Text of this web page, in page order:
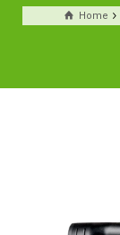
Home